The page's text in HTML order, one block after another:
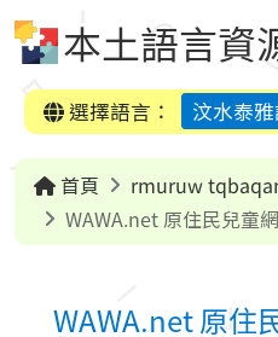
本土語言資
選擇語言：
汶水泰
首頁
rmuruw
WAWA.net 原住民兒童
WAWA.net 原住